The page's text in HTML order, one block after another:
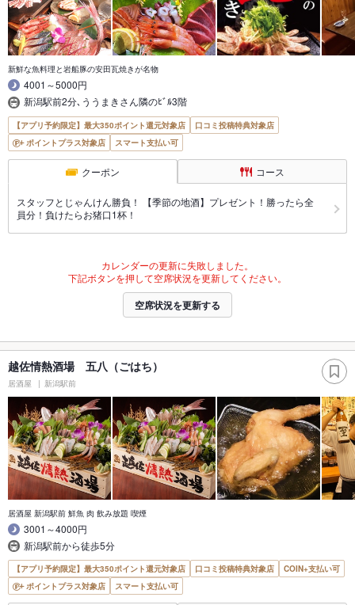
新鮮な魚料理と岩船豚の安田瓦焼きが名物
4001～5000円
新潟駅前2分､ううまきさん隣のﾋﾞﾙ3階
【アプリ予約限定】最大350ポイント還元対象店
口コミ投稿特典対象店
ポイントプラス対象店
スマート支払い可
クーポン コース
スタッフとじゃんけん勝負！ 【季節の地酒】プレゼント！勝ったら全
員分！負けたらお猪口1杯！
カレンダーの更新に失敗しました。
下記ボタンを押して空席状況を更新してください。
空席状況を更新する
越佐情熱酒場 五八（ごはち）
居酒屋 新潟駅前
居酒屋 新潟駅前 鮮魚 肉 飲み放題 喫煙
3001～4000円
新潟駅前から徒歩5分
【アプリ予約限定】最大350ポイント還元対象店 口コミ投稿特典対象店
COIN+支払い可
ポイントプラス対象店
スマート支払い可